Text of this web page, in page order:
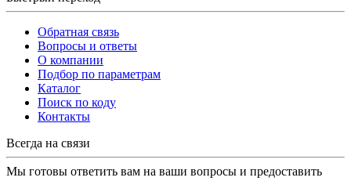
Обратная связь
Вопросы и ответы
О компании
Подбор по параметрам
Каталог
Поиск по коду
Контакты
Всегда на связи
Мы готовы ответить вам на ваши вопросы и предоставить